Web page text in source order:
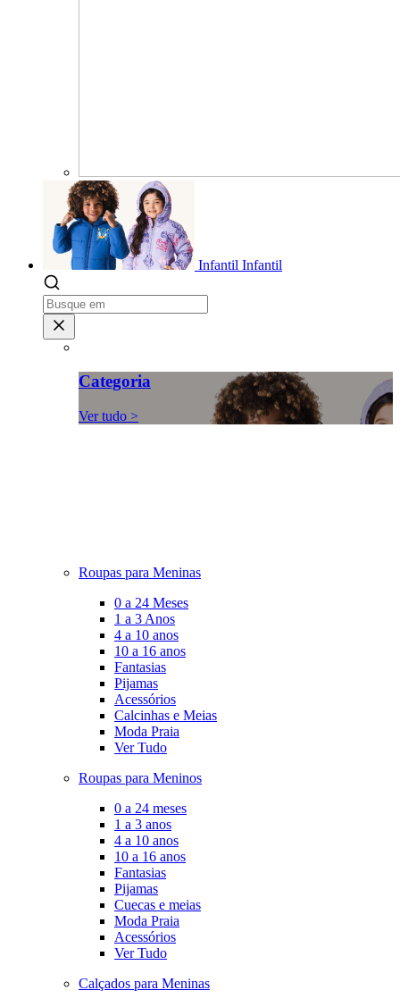
Infantil Infantil
Categoria
Ver tudo >
Roupas para Meninas
0 a 24 Meses
1 a 3 Anos
4 a 10 anos
10 a 16 anos
Fantasias
Pijamas
Acessórios
Calcinhas e Meias
Moda Praia
Ver Tudo
Roupas para Meninos
0 a 24 meses
1 a 3 anos
4 a 10 anos
10 a 16 anos
Fantasias
Pijamas
Cuecas e meias
Moda Praia
Acessórios
Ver Tudo
Calçados para Meninas